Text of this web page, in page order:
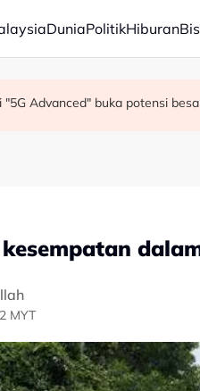
DuniaPolitikHiburan
sertai Trabzonspor, terima
pilihan sepanjang hari ini
"5G Advanced" buka potensi
MYT